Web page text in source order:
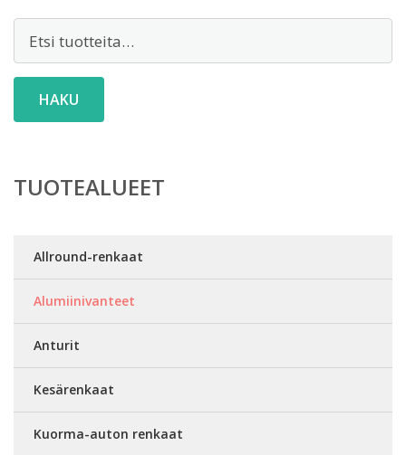
HAKU
TUOTEALUEET
Allround-renkaat
Alumiinivanteet
Anturit
Kesärenkaat
Kuorma-auton renkaat